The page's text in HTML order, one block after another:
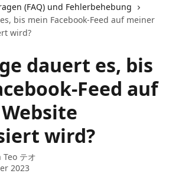
(FAQ) und Fehlerbehebung
bis mein Facebook-Feed auf meiner
wird?
dauert es, bis
Feed auf
wird?
Teo テオ
2023